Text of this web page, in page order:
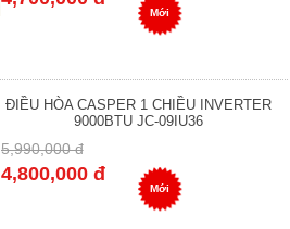
Mới
ĐIỀU HÒA CASPER 1 CHIỀU INVERTER
9000BTU JC-09IU36
5,990,000 đ
4,800,000 đ
Mới